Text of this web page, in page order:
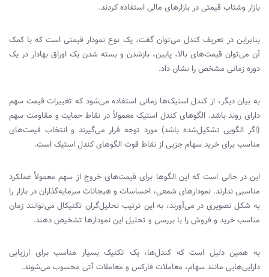
بازار وشتاب قیمتی در بازارهای مالی استفاده ‌کردند.
بنابراین در تعریف کندل می‌توان گفت، یک نوع نمودار قیمتی است که با کمک
آن می‌توان قیمت‌های بالا، پایین، بازشدن و بسته شدن یک اوراق بهادار در یک
دوره زمانی مشخص را نشان داد.
به بیان دیگر، از کندل استیک‌ها زمانی استفاده می‌شود که تغییرات قیمت سهم
دارای روند باشد. الگوهای کندل استیک معمولاً در نقاط حمایت و مقاومت سهم
(اگر الگویی تشکیل‌شده باشد) مورد توجه قرار می‌گیرند و انتخاب قیمت‌های
مناسب برای خرید سهام جزیی از نقاط قوت الگوهای کندل استیک است.
این در حالی است که این الگوها برای قیمت‌های خروج از سهم معمولأ عملکرد
مناسبی ندارند. نمودارهای شمعی، احساسات و هیجانات سرمایه‌گذاران در بازار را
به شکل تصویری در می‌آورند، به این ترتیب تحلیل‌گران تکنیکال می‌توانند زمان
مناسب خرید و فروش را با بررسی و تحلیل این نمودارها تشخیص دهند.
به همین دلیل است که کندل‌ها، یک تکنیک بسیار مناسب برای ارزیابی
دارایی‌هایی مانند سهام، معاملات فارکس و معاملات آتی محسوب می‌شوند.